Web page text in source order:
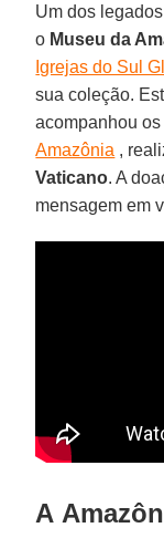
Um dos
o Museu da
Igrejas do Sul
sua coleção.
acompanhou
Amazônia ,
Vaticano. A
mensagem em
A